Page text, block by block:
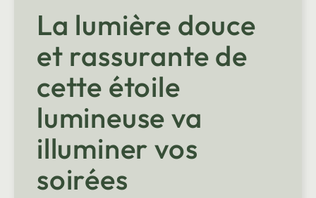
La lumière douce
et rassurante de
cette étoile
lumineuse va
illuminer vos
soirées